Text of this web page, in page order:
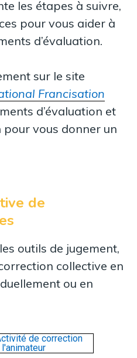
les étapes à suivre,
pour vous aider à
d’évaluation.
sur le site
Francisation
d’évaluation et
vous donner un
de
outils de jugement,
collective en
ou en